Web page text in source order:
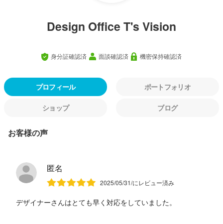
Design Office T's Vision
身分証確認済 面談確認済 機密保持確認済
プロフィール ポートフォリオ
ショップ ブログ
お客様の声
匿名
2025/05/31/にレビュー済み
デザイナーさんはとても早く対応をしていました。